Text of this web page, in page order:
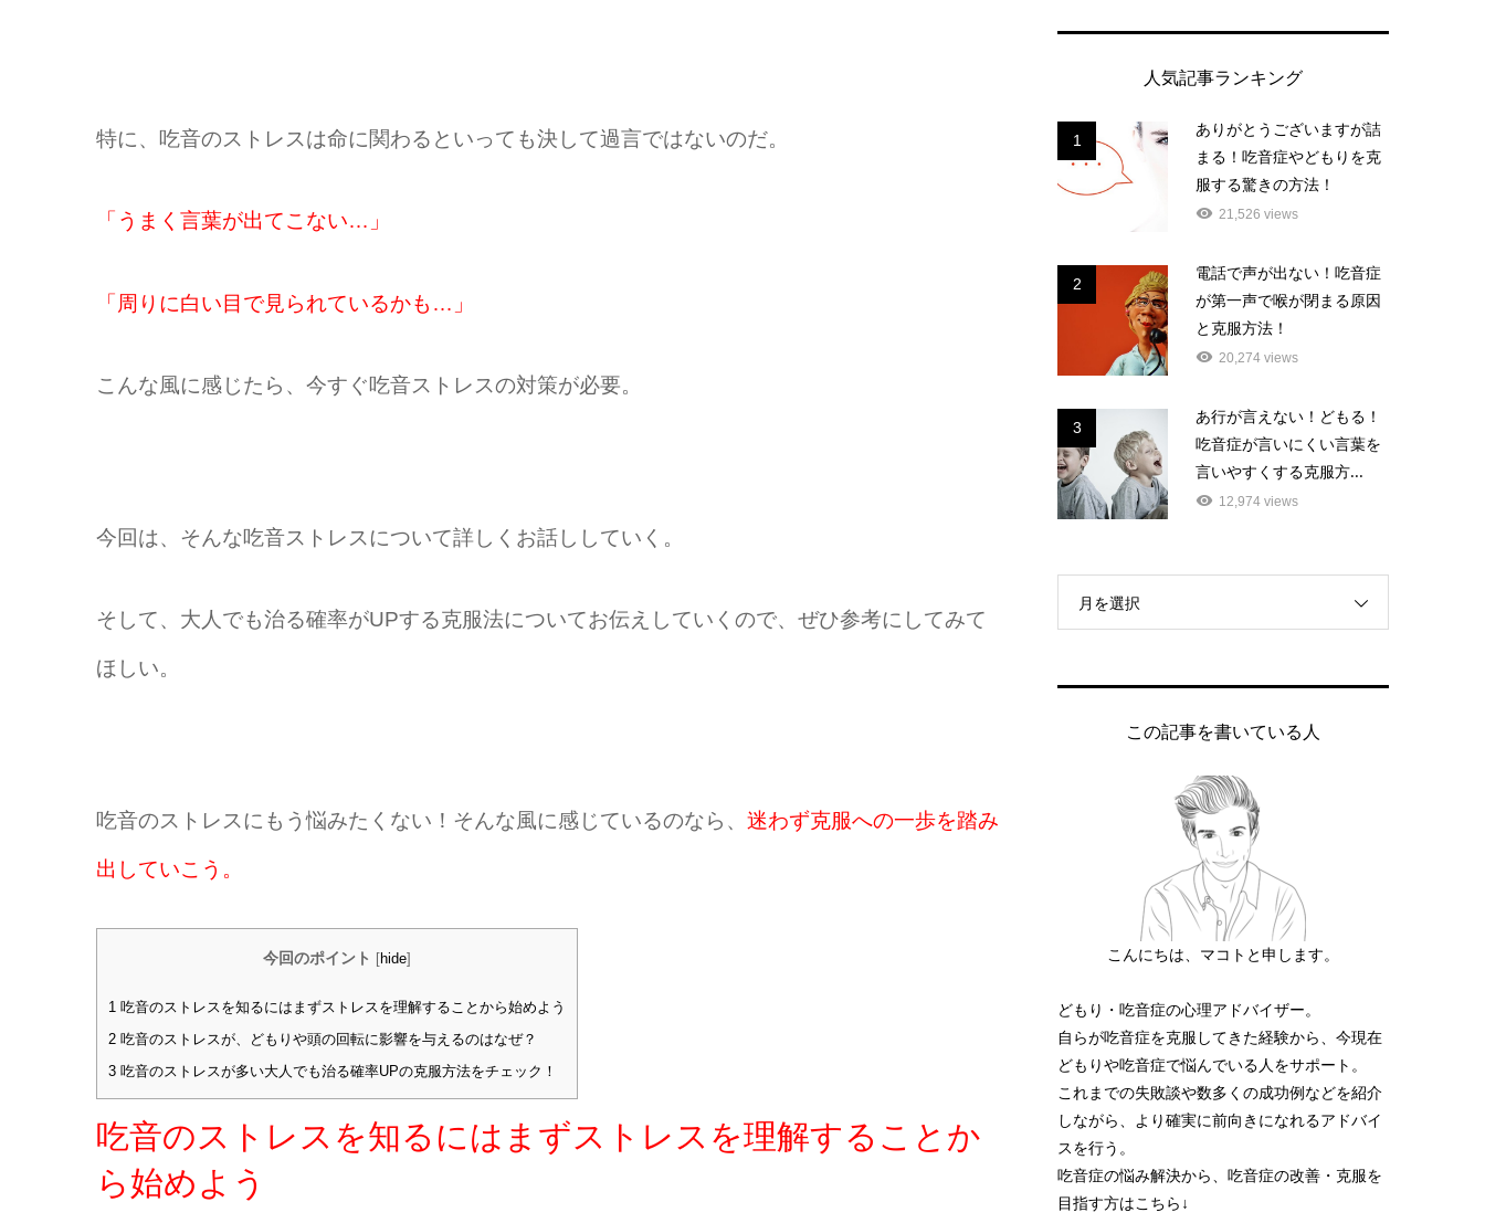
特に、吃音のストレスは命に関わるといっても決して過言ではないのだ。
「うまく言葉が出てこない…」
「周りに白い目で見られているかも…」
こんな風に感じたら、今すぐ吃音ストレスの対策が必要。
今回は、そんな吃音ストレスについて詳しくお話ししていく。
そして、 大人でも治る確率がUPする克服法についてお伝えしていくので、ぜひ参考にしてみて
ほしい。
吃音のストレスにもう悩みたくない！そんな風に感じているのなら、 迷わず克服への一歩を踏み
出していこう。
今回のポイント [hide]
1 吃音のストレスを知るにはまずストレスを理解することから始めよう
2 吃音のストレスが、どもりや頭の回転に影響を与えるのはなぜ？
3 吃音のストレスが多い大人でも治る確率UPの克服方法をチェック！
吃音のストレスを知るにはまずストレスを理解することか
ら始めよう
人気記事ランキング
1
ありがとうございますが詰
まる！吃音症やどもりを克
服する驚きの方法！
21,526 views
2
電話で声が出ない！吃音症
が第一声で喉が閉まる原因
と克服方法！
20,274 views
3
あ行が言えない！どもる！
吃音症が言いにくい言葉を
言いやすくする克服方...
12,974 views
月を選択
この記事を書いている人
こんにちは、マコトと申します。
どもり・吃音症の心理アドバイザー。
自らが吃音症を克服してきた経験から、今現在
どもりや吃音症で悩んでいる人をサポート。
これまでの失敗談や数多くの成功例などを紹介
しながら、より確実に前向きになれるアドバイ
スを行う。
吃音症の悩み解決から、吃音症の改善・克服を
目指す方はこちら↓